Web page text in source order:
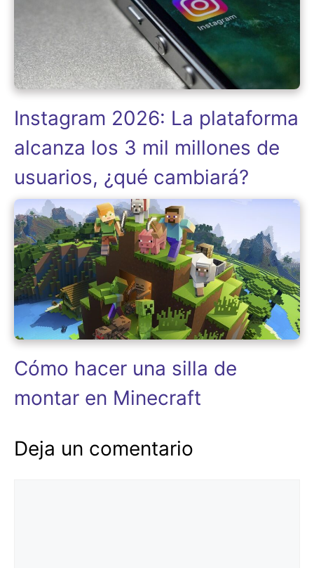
Instagram 2026: La plataforma
alcanza los 3 mil millones de
usuarios, ¿qué cambiará?
Cómo hacer una silla de
montar en Minecraft
Deja un comentario